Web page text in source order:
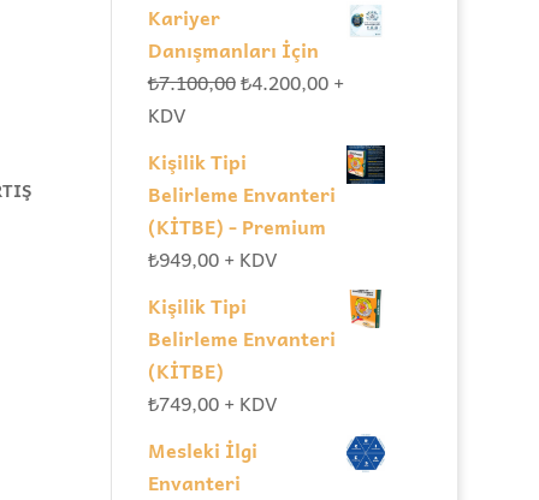
Kariyer
Danışmanları İçin
₺7.100,00Orijinal
₺4.200,00Şu
fiyat:
₺4.200,00.
+
KDV
Kişilik Tipi
Belirleme Envanteri
(KİTBE) - Premium
₺949,00 + KDV
Kişilik Tipi
Belirleme Envanteri
(KİTBE)
₺749,00 + KDV
Mesleki İlgi
Envanteri